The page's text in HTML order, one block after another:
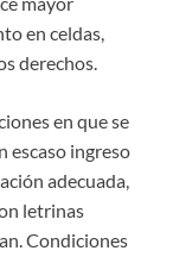
en celdas,
derechos.
en que se
escaso ingreso
adecuada,
letrinas
Condiciones